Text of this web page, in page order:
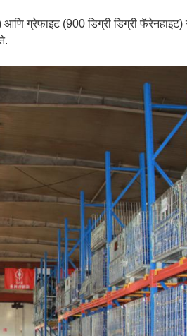
ग्रेफाइट (900 डिग्री डिग्री फॅरेनहाइट)